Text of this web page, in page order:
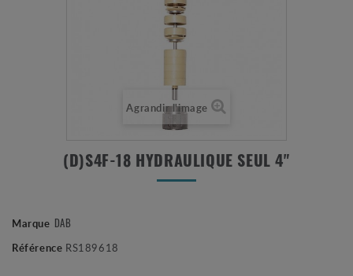
Agrandir l'image
(D)S4F-18 HYDRAULIQUE SEUL 4"
Marque DAB
Référence RS189618